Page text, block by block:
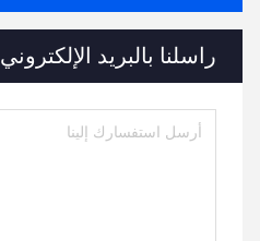
راسلنا بالبريد الإلكتروني